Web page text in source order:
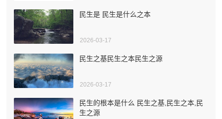
民生是 民生是什么之本
2026-03-17
民生之基民生之本民生之源
2026-03-17
民生的根本是什么 民生之基,民生之本,民
生之源